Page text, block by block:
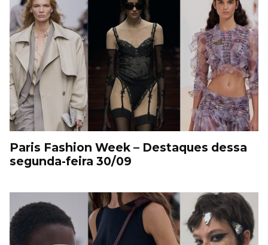
Paris Fashion Week – Destaques dessa
segunda-feira 30/09